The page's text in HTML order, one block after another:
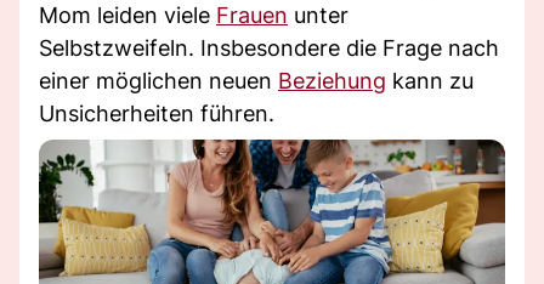
Mom leiden viele Frauen unter
Selbstzweifeln. Insbesondere die Frage nach
einer möglichen neuen Beziehung kann zu
Unsicherheiten führen.